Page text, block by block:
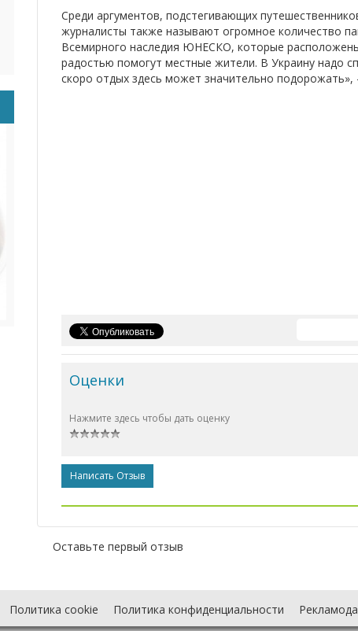
Среди аргументов, подстегивающих
журналисты также называют огромное количество
Всемирного наследия ЮНЕСКО, которые
радостью помогут местные жители. В Украину надо
скоро отдых здесь может значительно подорожать»,
Оценки
Нажмите здесь чтобы дать оценку
Написать Отзыв
Оставьте первый отзыв
Политика cookie Политика конфиденциальности